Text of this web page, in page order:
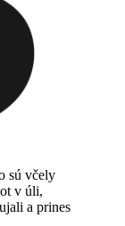
sú včely
v úli,
a prines